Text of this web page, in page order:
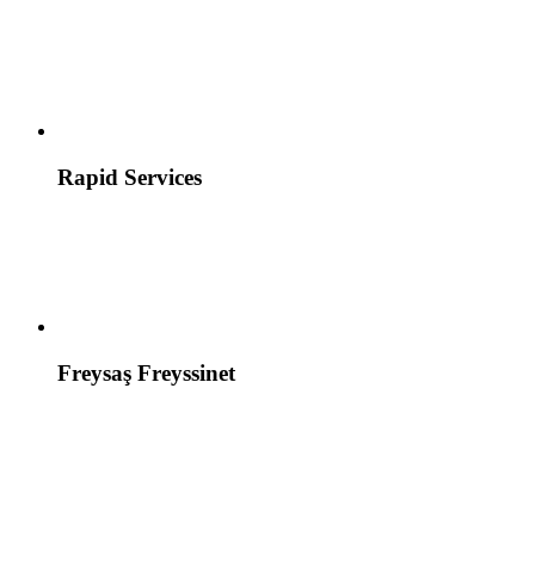
Rapid Services
Freysaş Freyssinet